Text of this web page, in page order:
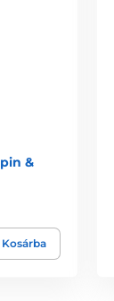
&
Kosárba